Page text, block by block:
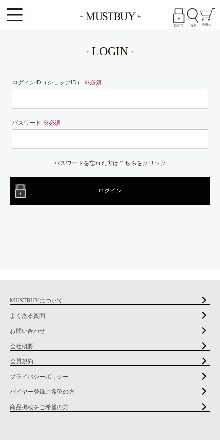
LOGIN
ログインID（ショップID） ※必須
パスワード ※必須
パスワードを忘れた方はこちらをクリック
MUSTBUYについて
よくある質問
お問い合わせ
会社概要
会員規約
プライバシーポリシー
バイヤー登録ご希望の方
商品掲載をご希望の方